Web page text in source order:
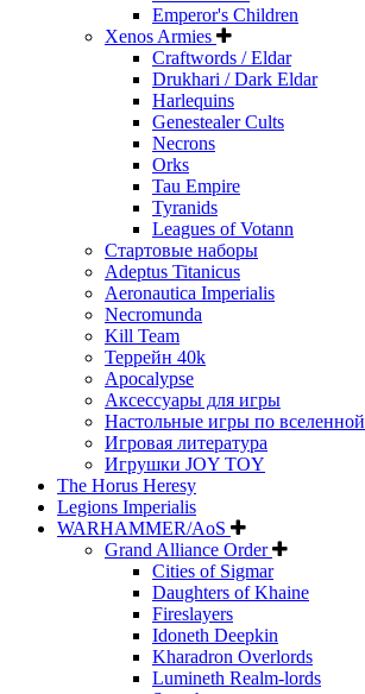
Emperor's Children
Xenos Armies
Craftwords / Eldar
Drukhari / Dark Eldar
Harlequins
Genestealer Cults
Necrons
Orks
Tau Empire
Tyranids
Leagues of Votann
Стартовые наборы
Adeptus Titanicus
Aeronautica Imperialis
Necromunda
Kill Team
Террейн 40k
Apocalypse
Аксессуары для игры
Настольные игры по вселенной
Игровая литература
Игрушки JOY TOY
The Horus Heresy
Legions Imperialis
WARHAMMER/AoS
Grand Alliance Order
Cities of Sigmar
Daughters of Khaine
Fireslayers
Idoneth Deepkin
Kharadron Overlords
Lumineth Realm-lords